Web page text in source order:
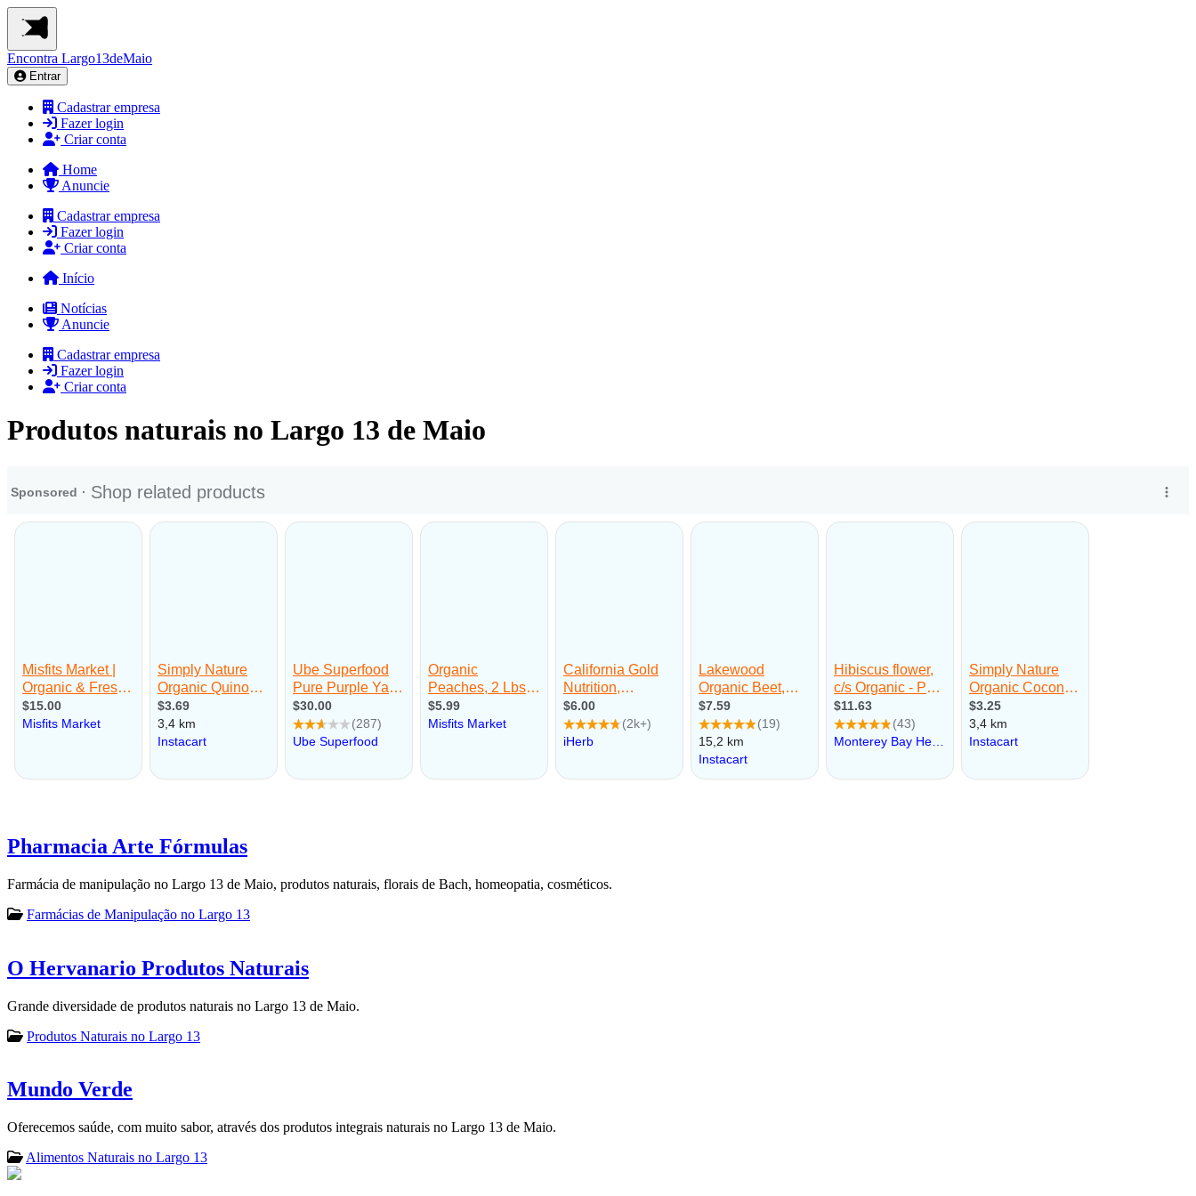
Encontra Largo13deMaio
Entrar
Cadastrar empresa
Fazer login
Criar conta
Home
Anuncie
Cadastrar empresa
Fazer login
Criar conta
Início
Notícias
Anuncie
Cadastrar empresa
Fazer login
Criar conta
Produtos naturais no Largo 13 de Maio
Pharmacia Arte Fórmulas
Farmácia de manipulação no Largo 13 de Maio, produtos naturais, florais de Bach, homeopatia, cosméticos.
Farmácias de Manipulação no Largo 13
O Hervanario Produtos Naturais
Grande diversidade de produtos naturais no Largo 13 de Maio.
Produtos Naturais no Largo 13
Mundo Verde
Oferecemos saúde, com muito sabor, através dos produtos integrais naturais no Largo 13 de Maio.
Alimentos Naturais no Largo 13